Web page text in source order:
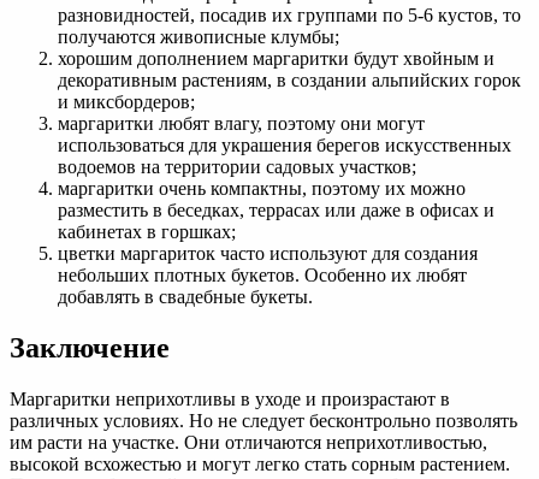
разновидностей, посадив их группами по 5-6 кустов, то
получаются живописные клумбы;
хорошим дополнением маргаритки будут хвойным и
декоративным растениям, в создании альпийских горок
и миксбордеров;
маргаритки любят влагу, поэтому они могут
использоваться для украшения берегов искусственных
водоемов на территории садовых участков;
маргаритки очень компактны, поэтому их можно
разместить в беседках, террасах или даже в офисах и
кабинетах в горшках;
цветки маргариток часто используют для создания
небольших плотных букетов. Особенно их любят
добавлять в свадебные букеты.
Заключение
Маргаритки неприхотливы в уходе и произрастают в
различных условиях. Но не следует бесконтрольно позволять
им расти на участке. Они отличаются неприхотливостью,
высокой всхожестью и могут легко стать сорным растением.